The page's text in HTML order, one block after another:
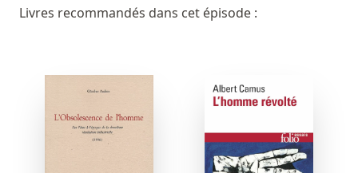
Livres recommandés dans cet épisode :